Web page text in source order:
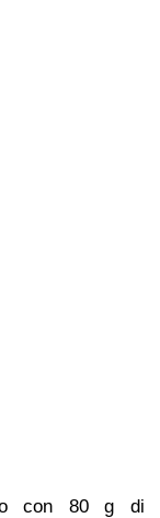
con 80 g di